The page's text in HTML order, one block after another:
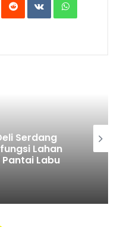
Serdang
Lahan
Labu